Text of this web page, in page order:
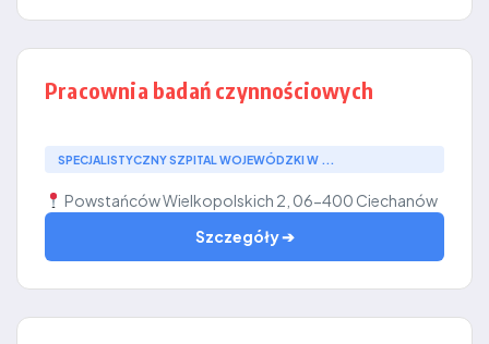
Pracownia badań czynnościowych
SPECJALISTYCZNY SZPITAL WOJEWÓDZKI W ...
Powstańców Wielkopolskich 2, 06-400 Ciechanów
Szczegóły ➔